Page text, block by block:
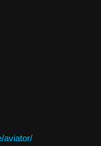
aviator/